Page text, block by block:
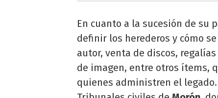
En cuanto a la sucesión de su
definir los herederos y cómo
autor, venta de discos,
de imagen, entre otros ítems,
quienes administren el